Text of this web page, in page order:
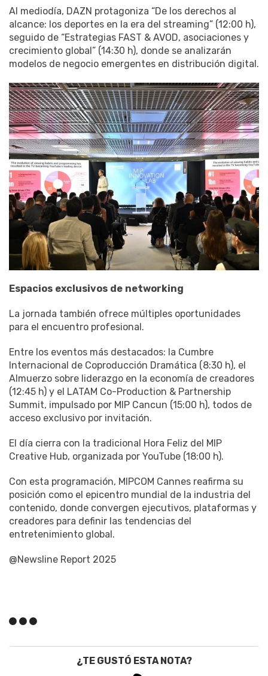
Al mediodía, DAZN protagoniza “De los derechos al
alcance: los deportes en la era del streaming” (12:00 h),
seguido de “Estrategias FAST & AVOD, asociaciones y
crecimiento global” (14:30 h), donde se analizarán
modelos de negocio emergentes en distribución digital.
Espacios exclusivos de networking
La jornada también ofrece múltiples oportunidades
para el encuentro profesional.
Entre los eventos más destacados: la Cumbre
Internacional de Coproducción Dramática (8:30 h), el
Almuerzo sobre liderazgo en la economía de creadores
(12:45 h) y el LATAM Co-Production & Partnership
Summit, impulsado por MIP Cancun (15:00 h), todos de
acceso exclusivo por invitación.
El día cierra con la tradicional Hora Feliz del MIP
Creative Hub, organizada por YouTube (18:00 h).
Con esta programación, MIPCOM Cannes reafirma su
posición como el epicentro mundial de la industria del
contenido, donde convergen ejecutivos, plataformas y
creadores para definir las tendencias del
entretenimiento global.
@Newsline Report 2025
¿TE GUSTÓ ESTA NOTA?